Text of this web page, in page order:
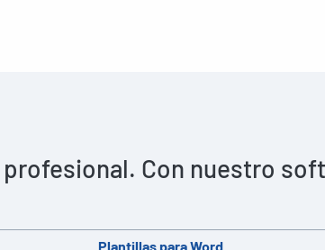
Con nuestro
Plantillas para Word